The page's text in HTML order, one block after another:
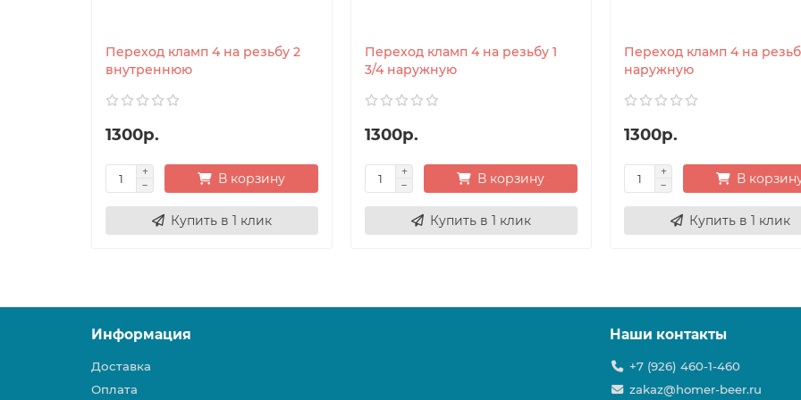
Переход кламп 4 на резьбу 2
внутреннюю
1300р.
В корзину
Купить в 1 клик
Переход кламп 4 на резьбу 1
3/4 наружную
1300р.
В корзину
Купить в 1 клик
Переход кламп 4 на
наружную
1300р.
В
Купить в 1 клик
Информация
Доставка
Оплата
Наши контакты
+7 (926) 460-1-460
zakaz@homer-beer.ru